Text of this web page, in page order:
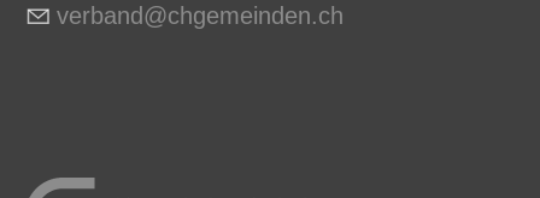
v rb nd chg m nd n ch